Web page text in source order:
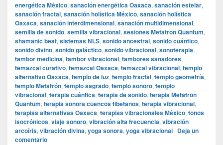
energética México, sanación energética Oaxaca, sanación estelar,
sanación fractal, sanación holística México, sanación holística
Oaxaca, sanación interdimensional, sanación multidimensional,
semilla de sonido, semilla vibracional, sesiones Metatron Quantum,
shamanic beat, sistemas NLS, sonido ancestral, sonido cuántico,
sonido divino, sonido galáctico, sonido vibracional, sonoterapia,
tambor medicina, tambor vibracional, tambores sanadores,
temazcal curativo, temazcal Oaxaca, temazcal vibracional, templo
alternativo Oaxaca, templo de luz, templo fractal, templo geometría,
templo Metatrón, templo sagrado, templo sonoro, templo
vibracional, terapia cuántica, terapia de sonido, terapia Metatron
Quantum, terapia sonora cuencos tibetanos, terapia vibracional,
terapias alternativas Oaxaca, terapias vibracionales México, tonos
isocrónicos, viaje sonoro, vibración alta frecuencia, vibración
arcoíris, vibración divina, yoga sonora, yoga vibracional | Deja un
comentario